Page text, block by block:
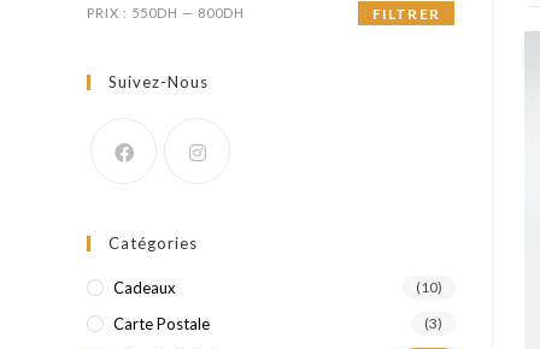
Prix
Prix
FILTRER
PRIX : 550DH — 800DH
Suivez-Nous
Catégories
Cadeaux (10)
Carte Postale (3)